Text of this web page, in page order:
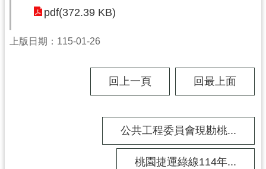
政
pdf(372.39 KB)
上版日期：115-01-26
回上一頁 回最上面
公共工程委員會現勘桃...
桃園捷運綠線114年...